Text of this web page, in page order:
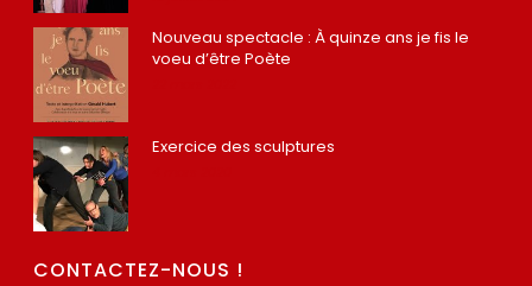
Nouveau spectacle : À quinze ans je fis le
voeu d’être Poète
Exercice des sculptures
CONTACTEZ-NOUS !